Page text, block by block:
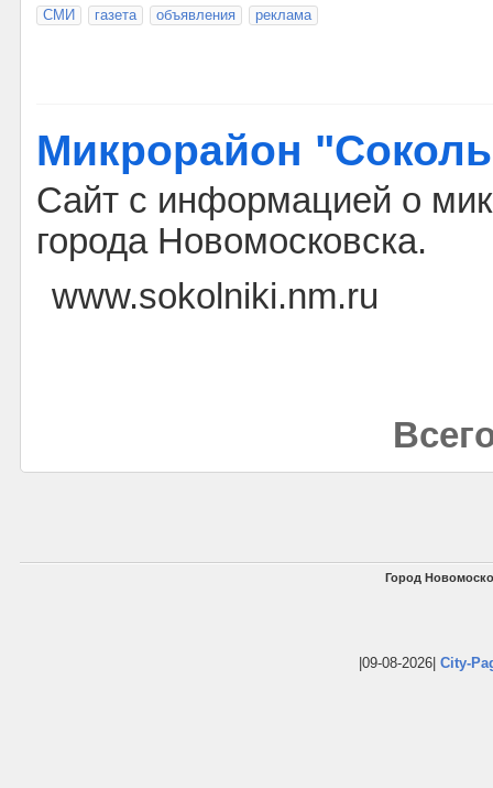
СМИ газета объявления реклама
Микрорайон
Сайт с информацией о
города Новомосковска.
www.sokolniki.nm.ru
Город
|09-08-2026| City-